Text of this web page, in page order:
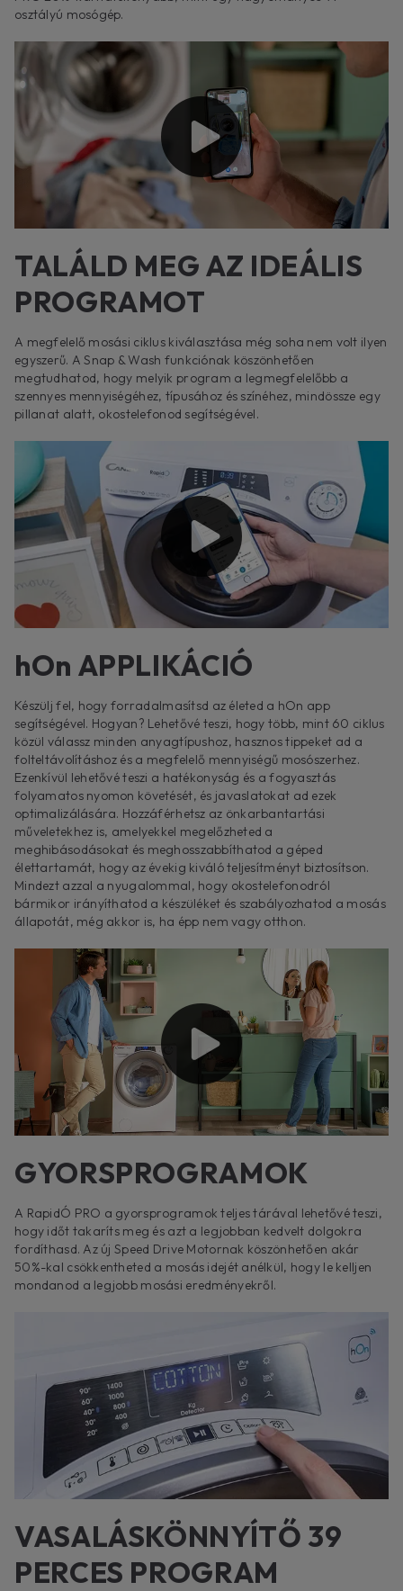
osztályú mosógép.
TALÁLD MEG AZ IDEÁLIS
PROGRAMOT
A megfelelő mosási ciklus kiválasztása még soha nem volt ilyen
egyszerű. A Snap & Wash funkciónak köszönhetően
megtudhatod, hogy melyik program a legmegfelelőbb a
szennyes mennyiségéhez, típusához és színéhez, mindössze egy
pillanat alatt, okostelefonod segítségével.
hOn APPLIKÁCIÓ
Készülj fel, hogy forradalmasítsd az életed a hOn app
segítségével. Hogyan? Lehetővé teszi, hogy több, mint 60 ciklus
közül válassz minden anyagtípushoz, hasznos tippeket ad a
folteltávolításhoz és a megfelelő mennyiségű mosószerhez.
Ezenkívül lehetővé teszi a hatékonyság és a fogyasztás
folyamatos nyomon követését, és javaslatokat ad ezek
optimalizálására. Hozzáférhetsz az önkarbantartási
műveletekhez is, amelyekkel megelőzheted a
meghibásodásokat és meghosszabbíthatod a géped
élettartamát, hogy az évekig kiváló teljesítményt biztosítson.
Mindezt azzal a nyugalommal, hogy okostelefonodról
bármikor irányíthatod a készüléket és szabályozhatod a mosás
állapotát, még akkor is, ha épp nem vagy otthon.
GYORSPROGRAMOK
A RapidÓ PRO a gyorsprogramok teljes tárával lehetővé teszi,
hogy időt takaríts meg és azt a legjobban kedvelt dolgokra
fordíthasd. Az új Speed Drive Motornak köszönhetően akár
50%-kal csökkentheted a mosás idejét anélkül, hogy le kelljen
mondanod a legjobb mosási eredményekről.
VASALÁSKÖNNYÍTŐ 39
PERCES PROGRAM